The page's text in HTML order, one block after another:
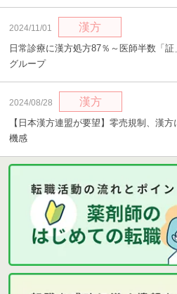
2024/11/01 漢方
日常診療に漢方処方87％～医師半数「
グループ
2024/08/28 漢方
【日本漢方連盟が要望】零売規制、漢
機感